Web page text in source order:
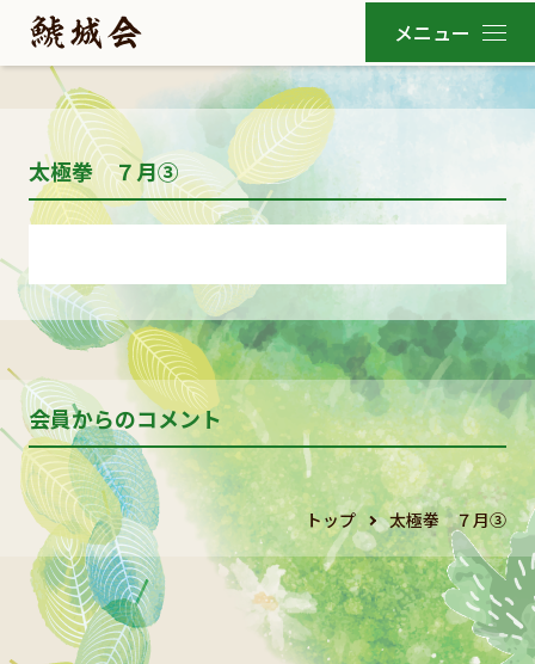
太極拳 ７月③
会員からのコメント
トップ 太極拳 ７月③